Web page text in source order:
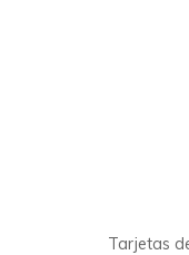
Tarjetas